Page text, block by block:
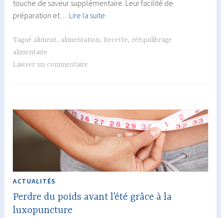
touche de saveur supplémentaire. Leur facilité de
préparation et… Lire la suite
Tagué aliment, alimentation, Recette, rééquilibrage
alimentaire
Laisser un commentaire
ACTUALITÉS
Perdre du poids avant l’été grâce à la
luxopuncture